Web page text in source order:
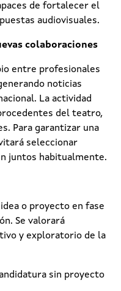
de fortalecer el
audiovisuales.
colaboraciones
entre profesionales
noticias
La actividad
del teatro,
Para garantizar una
seleccionar
juntos habitualmente.
o proyecto en fase
Se valorará
y exploratorio de la
sin proyecto